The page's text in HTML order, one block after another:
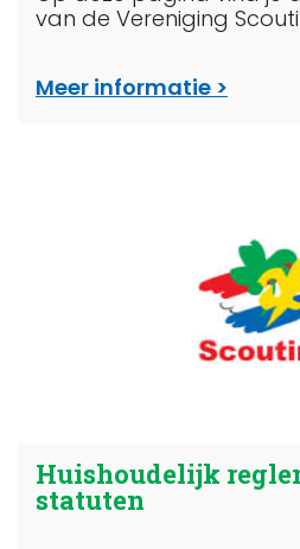
van de Vereniging
Meer informatie
Huishoudelijk
statuten